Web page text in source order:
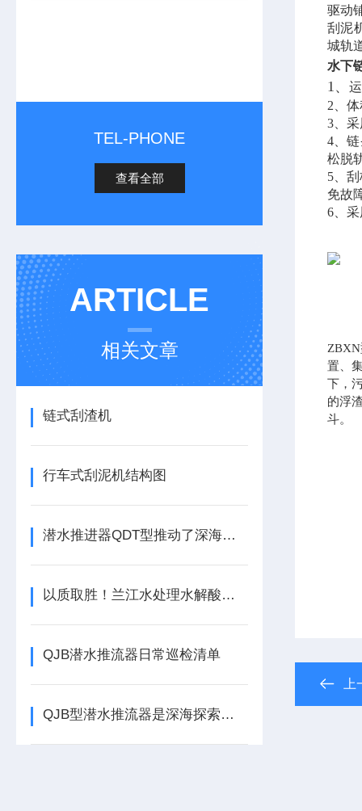
TEL-PHONE
查看全部
ARTICLE
相关文章
链式刮渣机
行车式刮泥机结构图
潜水推进器QDT型推动了深海科学的发展
以质取胜！兰江水处理水解酸化池潜流推进器
QJB潜水推流器日常巡检清单
QJB型潜水推流器是深海探索的理想选择
驱动
刮泥
城轨
水下
1、
2、
3、
4、
松脱
5、
免故
6、
置、
下，
的浮
斗。